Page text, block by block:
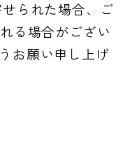
られた場合、ご
る場合がござい
お願い申し上げ